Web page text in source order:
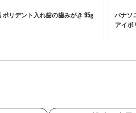
ポリデント入れ歯の歯みがき 95g
パナソ
アイボ